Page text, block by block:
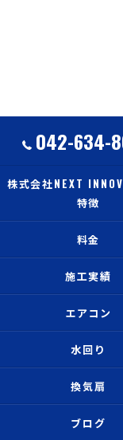
042-634-
株式会社NEXT
特徴
料金
施工実績
エアコン
水回り
換気扇
ブログ